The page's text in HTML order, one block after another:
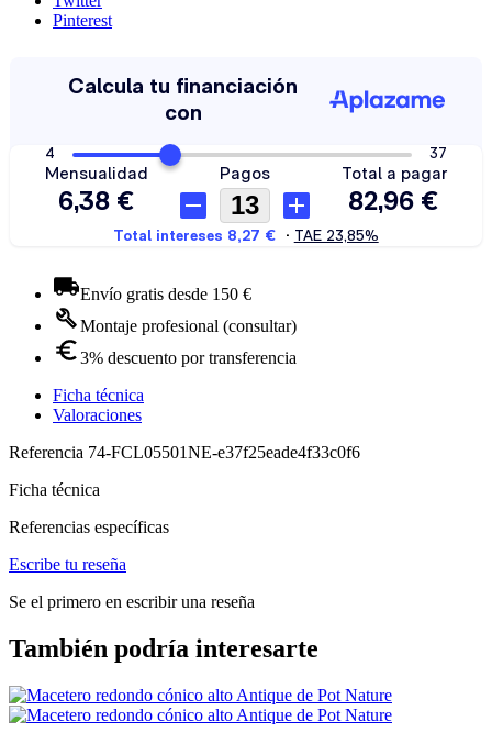
Pinterest
Envío gratis desde 150 €
Montaje profesional (consultar)
3% descuento por transferencia
Ficha técnica
Valoraciones
Referencia 74-FCL05501NE-e37f25eade4f33c0f6
Ficha técnica
Referencias específicas
Escribe tu reseña
Se el primero en escribir una reseña
También podría interesarte